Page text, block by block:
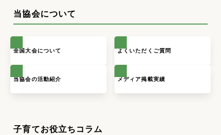
当協会について
全国大会について よくいただくご質問
当協会の活動紹介 メディア掲載実績
子育てお役立ちコラム